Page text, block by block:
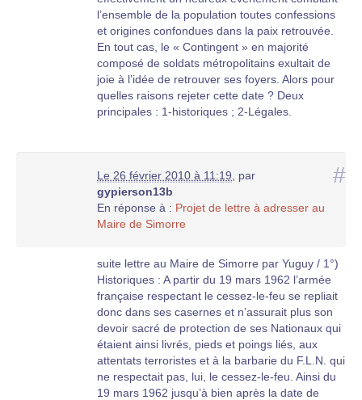
l’ensemble de la population toutes confessions
et origines confondues dans la paix retrouvée.
En tout cas, le « Contingent » en majorité
composé de soldats métropolitains exultait de
joie à l’idée de retrouver ses foyers. Alors pour
quelles raisons rejeter cette date ? Deux
principales : 1-historiques ; 2-Légales.
#
Le 26 février 2010 à 11:19
par
gypierson13b
En réponse à : Projet de lettre à adresser au
Maire de Simorre
suite lettre au Maire de Simorre par Yuguy / 1°)
Historiques : A partir du 19 mars 1962 l’armée
française respectant le cessez-le-feu se repliait
donc dans ses casernes et n’assurait plus son
devoir sacré de protection de ses Nationaux qui
étaient ainsi livrés, pieds et poings liés, aux
attentats terroristes et à la barbarie du F.L.N. qui
ne respectait pas, lui, le cessez-le-feu. Ainsi du
19 mars 1962 jusqu’à bien après la date de